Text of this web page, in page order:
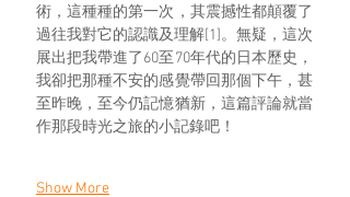
術，這種種的第一次，其震撼性都顛覆了
過往我對它的認識及理解[1]。無疑，這次
展出把我帶進了60至70年代的日本歷史，
我卻把那種不安的感覺帶回那個下午，甚
至昨晚，至今仍記憶猶新，這篇評論就當
作那段時光之旅的小記錄吧！
Show More